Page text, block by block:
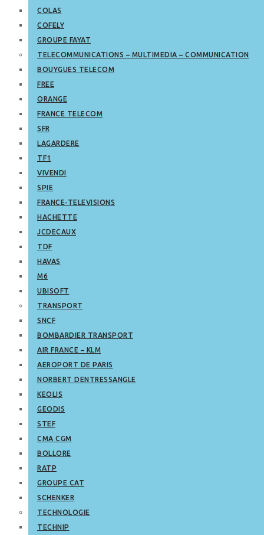
COLAS
COFELY
GROUPE FAYAT
TELECOMMUNICATIONS – MULTIMEDIA – COMMUNICATION
BOUYGUES TELECOM
FREE
ORANGE
FRANCE TELECOM
SFR
LAGARDERE
TF1
VIVENDI
SPIE
FRANCE-TELEVISIONS
HACHETTE
JCDECAUX
TDF
HAVAS
M6
UBISOFT
TRANSPORT
SNCF
BOMBARDIER TRANSPORT
AIR FRANCE – KLM
AEROPORT DE PARIS
NORBERT DENTRESSANGLE
KEOLIS
GEODIS
STEF
CMA CGM
BOLLORE
RATP
GROUPE CAT
SCHENKER
TECHNOLOGIE
TECHNIP